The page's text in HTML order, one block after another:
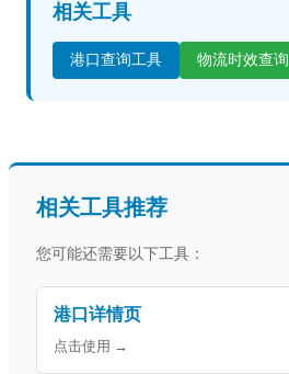
相关工具
港口查询工具 物流时效查询
相关工具推荐
您可能还需要以下工具：
港口详情页
点击使用 →